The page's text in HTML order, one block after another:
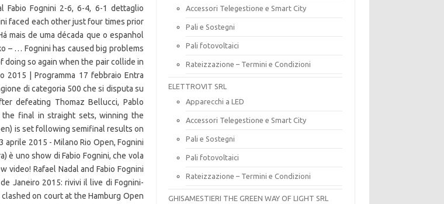
Fabio Fognini 2-6, 6-4, 6-1 dettaglio
faced each other just four times prior
mais de uma década que o espanhol
– … Fognini has caused big problems
doing so again when the pair collide in
2015 | Programma 17 febbraio Entra
di categoria 500 che si disputa su
defeating Thomaz Bellucci, Pablo
the final in straight sets, winning the
is set following semifinal results on
aprile 2015 - Milano Rio Open, Fognini
è uno show di Fabio Fognini, che vola
Rafael Nadal and Fabio Fognini
Janeiro 2015: rivivi il live di Fognini-
clashed on court at the Hamburg Open
Accessori Telegestione e Smart City
Pali e Sostegni
Pali fotovoltaici
Rateizzazione – Termini e Condizioni
ELETTROVIT SRL
Apparecchi a LED
Accessori Telegestione e Smart City
Pali e Sostegni
Pali fotovoltaici
Rateizzazione – Termini e Condizioni
GHISAMESTIERI THE GREEN WAY OF LIGHT SRL